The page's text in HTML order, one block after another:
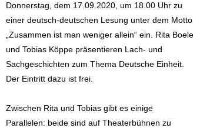
Donnerstag, dem 17.09.2020, um 18.00 Uhr zu
einer deutsch-deutschen Lesung unter dem Motto
„Zusammen ist man weniger allein“ ein. Rita Boele
und Tobias Köppe präsentieren Lach- und
Sachgeschichten zum Thema Deutsche Einheit.
Der Eintritt dazu ist frei.
Zwischen Rita und Tobias gibt es einige
Parallelen: beide sind auf Theaterbühnen zu